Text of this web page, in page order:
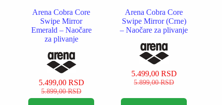
Arena Cobra Core
Swipe Mirror
Emerald – Naočare
za plivanje
5.899,00RSD
Originalna
cena
5.499,00 RSD
Trenutna
cena
Arena Cobra Core
Swipe Mirror (Crne)
– Naočare za plivanje
5.899,00RSD
Originalna
je
5.499,00 RSD
Trenutna
je: